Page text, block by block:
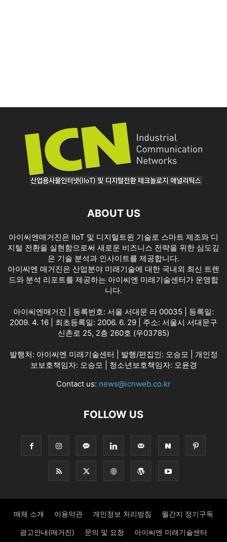
ABOUT US
아이씨엔매거진은 IIoT 및 디지털트윈 기술로 스마트 제조와 디
지털 전환을 실현함으로써 새로운 비즈니스 전략을 위한 심도깊
은 기술 분석과 인사이트를 제공합니다.
아이씨엔 매거진은 산업분야 미래기술에 대한 국내외 최신 트렌
드와 분석 리포트를 제공하는 아이씨엔 미래기술센터가 운영합
니다.
아이씨엔매거진 | 등록번호: 서울 서대문 라 00035 | 등록일:
2009. 4. 16 | 최초등록일: 2006. 6. 29 | 주소: 서울시 서대문구
신촌로 25, 2층 260호 (우03785)
발행처: 아이씨엔 미래기술센터 | 발행/편집인: 오승모 | 개인정
보보호책임자: 오승모 | 청소년보호책임자: 오윤경
Contact us: news@icnweb.co.kr
FOLLOW US
매체 소개 이용약관 개인정보 처리방침 월간지 정기구독
광고안내(매거진) 문의 및 요청 아이씨엔 미래기술센터